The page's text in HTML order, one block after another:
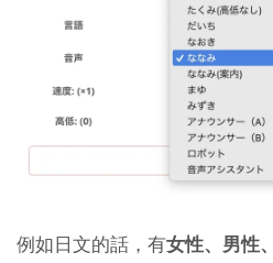
例如日文的話，有女性、男性